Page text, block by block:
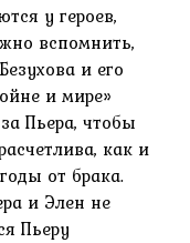
у героев,
вспомнить,
и его
и мире»
Пьера, чтобы
как и
от брака.
и Элен не
Пьеру